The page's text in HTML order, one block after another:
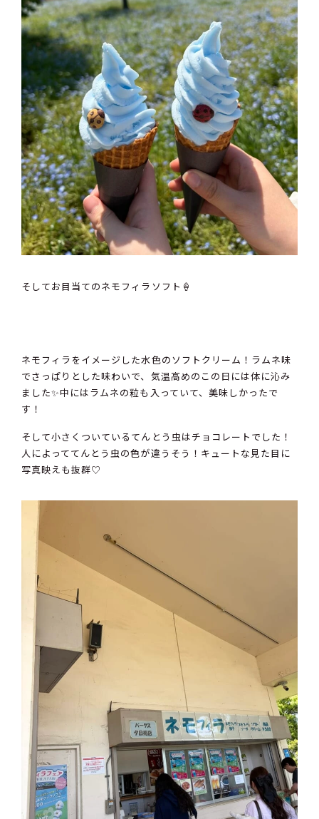
そしてお目当てのネモフィラソフト🍦
ネモフィラをイメージした水色のソフトクリーム！ラムネ味
でさっぱりとした味わいで、気温高めのこの日には体に沁み
ました✨中にはラムネの粒も入っていて、美味しかったで
す！
そして小さくついているてんとう虫はチョコレートでした！
人によっててんとう虫の色が違うそう！キュートな見た目に
写真映えも抜群♡